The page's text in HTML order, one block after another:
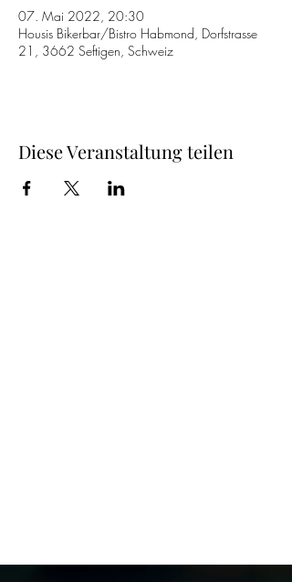
07. Mai 2022, 20:30
Housis Bikerbar/Bistro Habmond, Dorfstrasse
21, 3662 Seftigen, Schweiz
Diese Veranstaltung teilen